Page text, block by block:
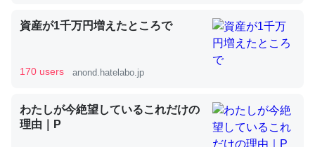
いる鋏角類（カブトガニ・ウミグモ）はカルシウムを使わ
ずキチンを強化してる筈だが、酵素が違うのか？
─ニュース :: 【研究発表】昆虫学の大問題＝「昆虫はなぜ海にいな
いのか」に関する新仮説
資産が1千万円増えたところで
170 users anond.hatelabo.jp
わたしが今絶望しているこれだけの
理由｜P